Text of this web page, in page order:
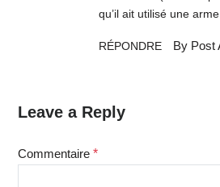
qu’il ait utilisé une
RÉPONDRE By Post
Leave a Reply
Commentaire *